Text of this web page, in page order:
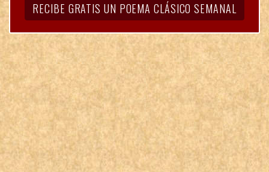
RECIBE GRATIS UN POEMA CLÁSICO SEMANAL